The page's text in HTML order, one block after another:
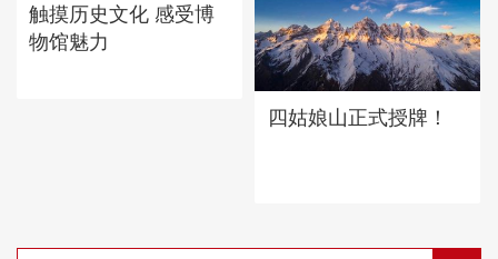
触摸历史文化 感受博
物馆魅力
四姑娘山正式授牌！